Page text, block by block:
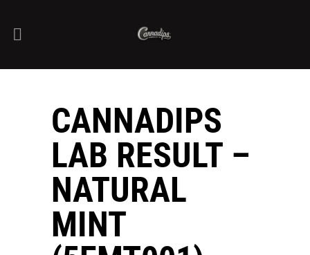
CANNADIPS
LAB RESULT –
NATURAL
MINT